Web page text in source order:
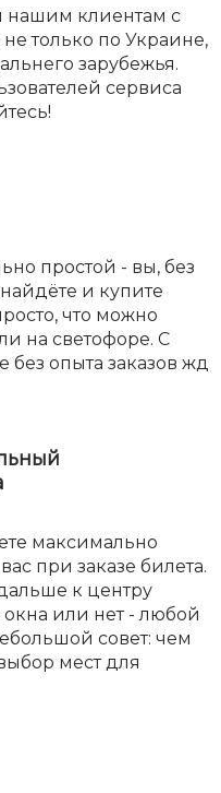
нашим клиентам с
только по Украине,
зарубежья.
сервиса
простой - вы, без
и купите
что можно
на светофоре. С
без опыта заказов жд
максимально
при заказе билета.
к центру
окна или нет - любой
совет: чем
мест для